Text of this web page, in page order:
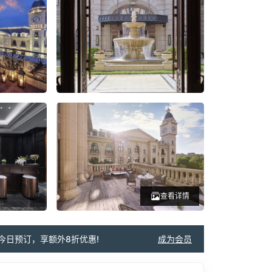
查看详情
日预订，享额外8折优惠! 成为会员